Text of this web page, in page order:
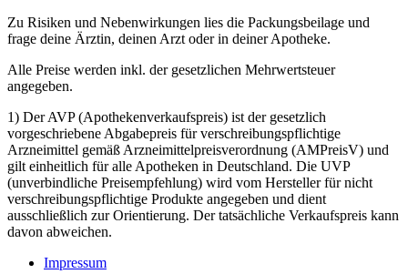
Zu Risiken und Nebenwirkungen lies die Packungsbeilage und
frage deine Ärztin, deinen Arzt oder in deiner Apotheke.
Alle Preise werden inkl. der gesetzlichen Mehrwertsteuer
angegeben.
1) Der AVP (Apothekenverkaufspreis) ist der gesetzlich
vorgeschriebene Abgabepreis für verschreibungspflichtige
Arzneimittel gemäß Arzneimittelpreisverordnung (AMPreisV) und
gilt einheitlich für alle Apotheken in Deutschland. Die UVP
(unverbindliche Preisempfehlung) wird vom Hersteller für nicht
verschreibungspflichtige Produkte angegeben und dient
ausschließlich zur Orientierung. Der tatsächliche Verkaufspreis kann
davon abweichen.
Impressum